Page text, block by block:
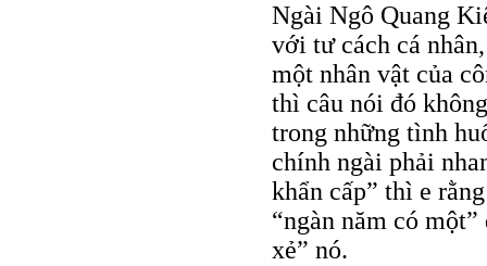
Ngài Ngô Quang
với tư cách cá
một nhân vật của
thì câu nói đó
trong những tình
chính ngài phải
khẩn cấp” thì e
“ngàn năm có
xẻ” nó.